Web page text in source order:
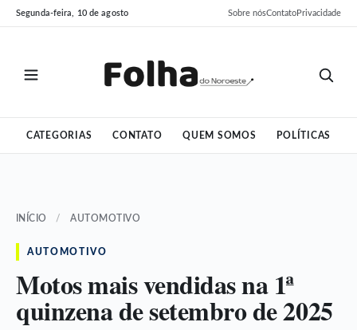
Pular
para
Pular
para
Segunda-feira, 10 de agosto Sobre nósContatoPrivacidade
CATEGORIAS CONTATO QUEM SOMOS POLÍTICAS
INÍCIO / AUTOMOTIVO
AUTOMOTIVO
Motos mais vendidas na 1ª
quinzena de setembro de 2025